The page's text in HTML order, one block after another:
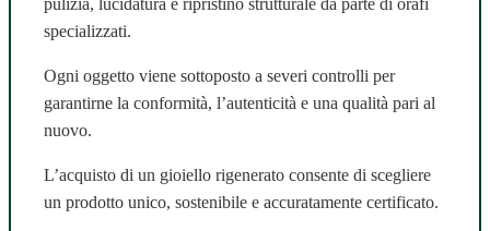
specializzati.
Ogni oggetto viene sottoposto a severi controlli per
garantirne la conformità, l’autenticità e una qualità pari al
nuovo.
L’acquisto di un gioiello rigenerato consente di scegliere
un prodotto unico, sostenibile e accuratamente certificato.